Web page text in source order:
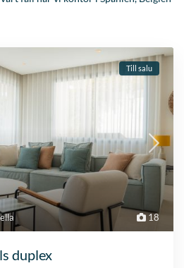
18
stor terrass och privat
Club Hills Uppt...